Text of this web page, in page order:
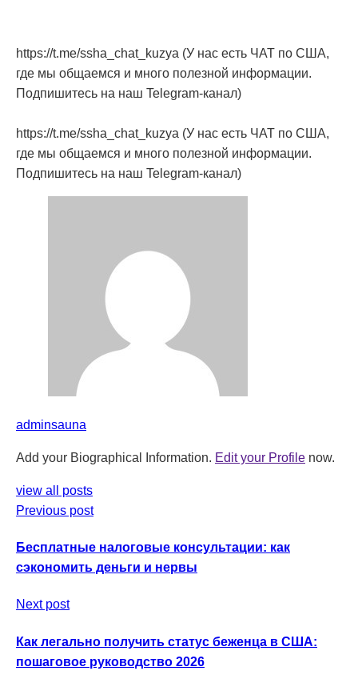
https://t.me/ssha_chat_kuzya (У нас есть ЧАТ по США,
где мы общаемся и много полезной информации.
Подпишитесь на наш Telegram-канал)
https://t.me/ssha_chat_kuzya (У нас есть ЧАТ по США,
где мы общаемся и много полезной информации.
Подпишитесь на наш Telegram-канал)
adminsauna
Add your Biographical Information. Edit your Profile now.
view all posts
Previous post
Бесплатные налоговые консультации: как
сэкономить деньги и нервы
Next post
Как легально получить статус беженца в США:
пошаговое руководство 2026